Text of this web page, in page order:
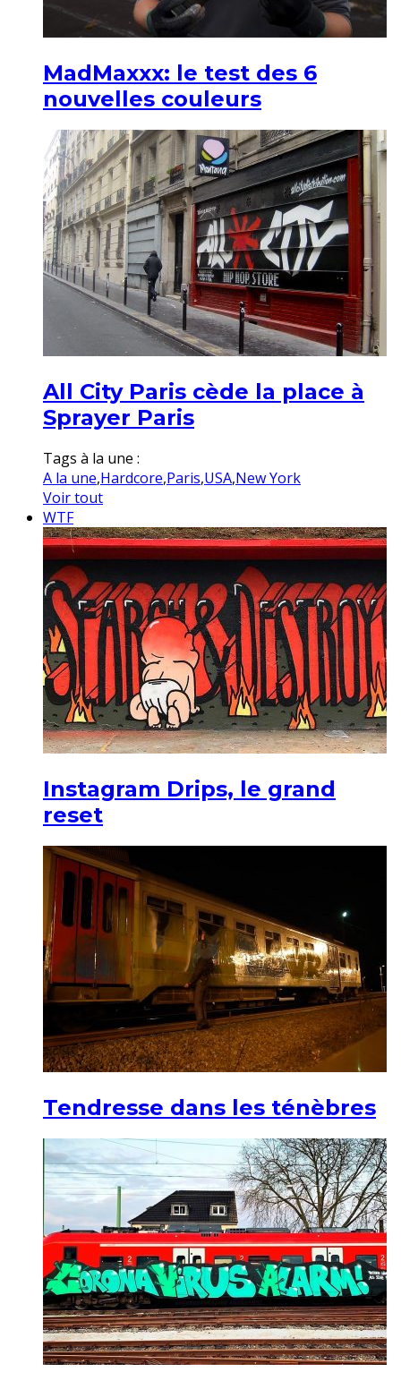
MadMaxxx: le test des 6
nouvelles couleurs
All City Paris cède la place à
Sprayer Paris
Tags à la une :
A la une,Hardcore,Paris,USA,New York
Voir tout
WTF
Instagram Drips, le grand
reset
Tendresse dans les ténèbres